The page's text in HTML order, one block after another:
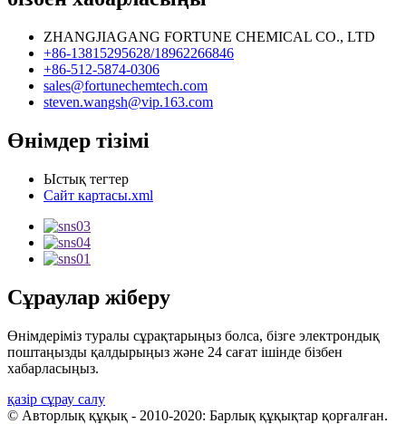
ZHANGJIAGANG FORTUNE CHEMICAL CO., LTD
+86-13815295628/18962266846
+86-512-5874-0306
sales@fortunechemtech.com
steven.wangsh@vip.163.com
Өнімдер тізімі
Ыстық тегтер
Сайт картасы.xml
Сұраулар жіберу
Өнімдеріміз туралы сұрақтарыңыз болса, бізге электрондық
поштаңызды қалдырыңыз және 24 сағат ішінде бізбен
хабарласыңыз.
қазір сұрау салу
© Авторлық құқық - 2010-2020: Барлық құқықтар қорғалған.